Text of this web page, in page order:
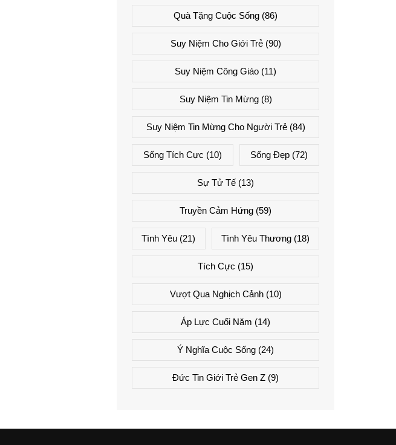
Quà Tặng Cuộc Sống (86)
Suy Niệm Cho Giới Trẻ(90)
Suy Niệm Công Giáo (11)
Suy Niệm Tin Mừng(8)
Suy Niệm Tin Mừng Cho Người Trẻ(84)
Sống Tích Cực (10) Sống Đẹp (72)
Sự Tử Tế (13)
Truyền Cảm Hứng (59)
Tình Yêu (21) Tình Yêu Thương(18)
Tích Cực (15)
Vượt Qua Nghịch Cảnh(10)
Áp Lực Cuối Năm (14)
Ý Nghĩa Cuộc Sống (24)
Đức Tin Giới Trẻ Gen Z (9)